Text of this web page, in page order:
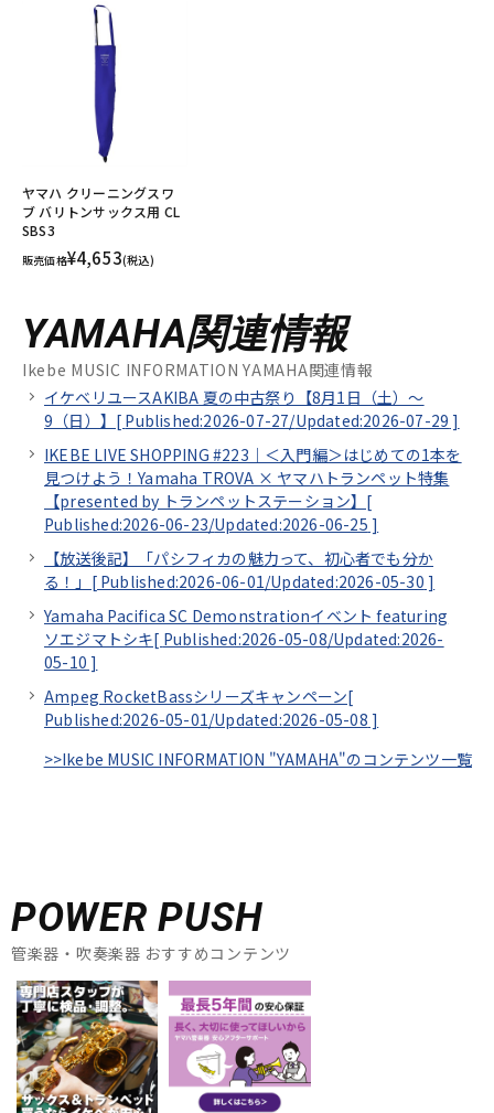
ヤマハ クリーニングスワ
ブ バリトンサックス用 CL
SBS3
販売価格¥4,653(税込)
YAMAHA関連情報
Ikebe MUSIC INFORMATION YAMAHA関連情報
イケベリユースAKIBA 夏の中古祭り【8月1日（土）～
9（日）】[ Published:2026-07-27/Updated:2026-07-29 ]
IKEBE LIVE SHOPPING #223｜＜入門編＞はじめての1本を
見つけよう！Yamaha TROVA × ヤマハトランペット特集
【presented by トランペットステーション】[
Published:2026-06-23/Updated:2026-06-25 ]
【放送後記】「パシフィカの魅力って、初心者でも分か
る！」[ Published:2026-06-01/Updated:2026-05-30 ]
Yamaha Pacifica SC Demonstrationイベント featuring
ソエジマトシキ[ Published:2026-05-08/Updated:2026-
05-10 ]
Ampeg RocketBassシリーズキャンペーン[
Published:2026-05-01/Updated:2026-05-08 ]
>>Ikebe MUSIC INFORMATION "YAMAHA"のコンテンツ一覧
POWER PUSH
管楽器・吹奏楽器 おすすめコンテンツ